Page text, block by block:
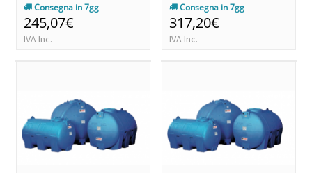
Consegna in 7gg
245,07€
IVA Inc.
Consegna in 7gg
317,20€
IVA Inc.